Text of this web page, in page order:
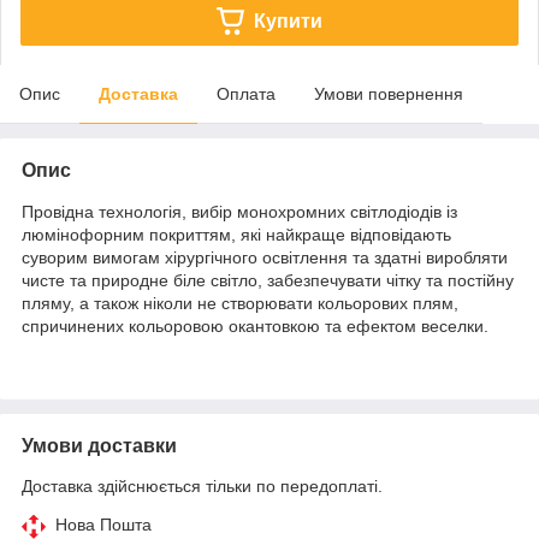
Купити
Опис Доставка Оплата Умови повернення
Опис
Провідна технологія, вибір монохромних світлодіодів із
люмінофорним покриттям, які найкраще відповідають
суворим вимогам хірургічного освітлення та здатні виробляти
чисте та природне біле світло, забезпечувати чітку та постійну
пляму, а також ніколи не створювати кольорових плям,
спричинених кольоровою окантовкою та ефектом веселки.
Умови доставки
Доставка здійснюється тільки по передоплаті.
Нова Пошта